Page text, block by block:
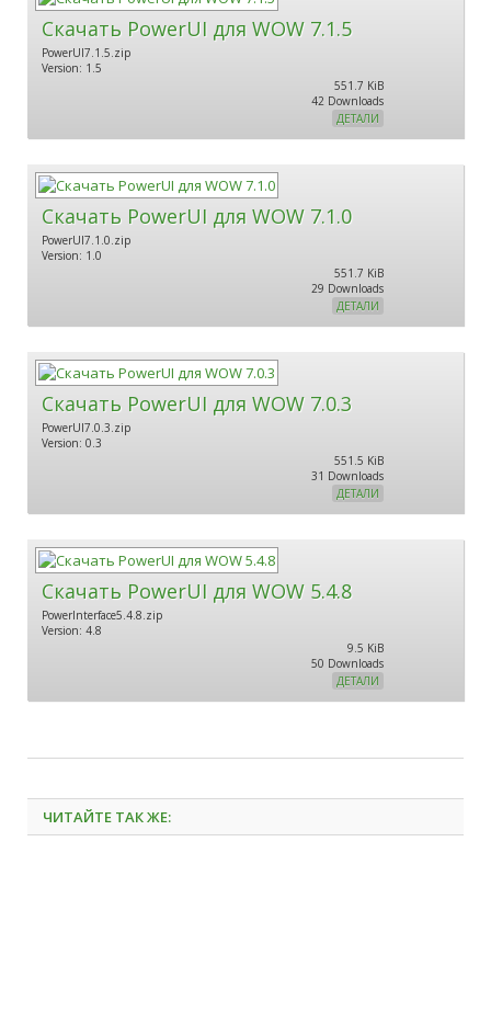
Скачать PowerUI для WOW 7.1.5
PowerUI7.1.5.zip
Version: 1.5
551.7 KiB
42 Downloads
ДЕТАЛИ
Скачать PowerUI для WOW 7.1.0
PowerUI7.1.0.zip
Version: 1.0
551.7 KiB
29 Downloads
ДЕТАЛИ
Скачать PowerUI для WOW 7.0.3
PowerUI7.0.3.zip
Version: 0.3
551.5 KiB
31 Downloads
ДЕТАЛИ
Скачать PowerUI для WOW 5.4.8
PowerInterface5.4.8.zip
Version: 4.8
9.5 KiB
50 Downloads
ДЕТАЛИ
ЧИТАЙТЕ ТАК ЖЕ: